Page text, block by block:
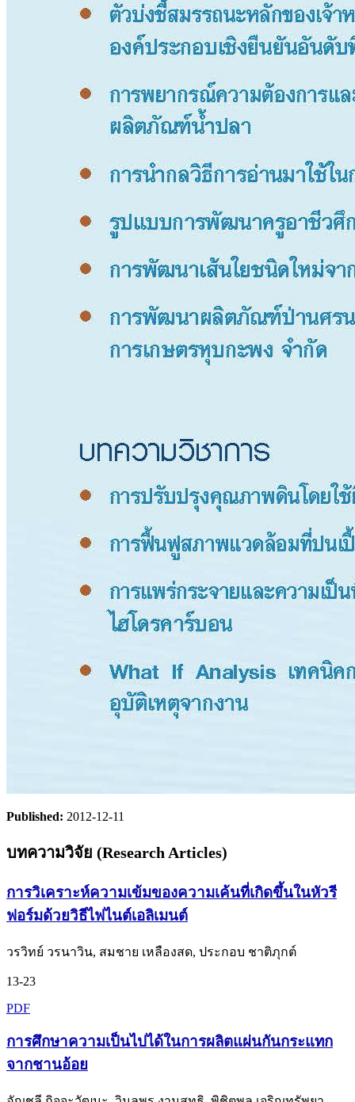
Published: 2012-12-11
บทความวิจัย (Research Articles)
การวิเคราะห์ความเข้มของความเค้นที่เกิดขึ้นในหัวรี
ฟอร์มด้วยวิธีไฟไนต์เอลิเมนต์
วรวิทย์ วรนาวิน, สมชาย เหลืองสด, ประกอบ ชาติภุกต์
13-23
PDF
การศึกษาความเป็นไปได้ในการผลิตแผ่นกันกระแทก
จากชานอ้อย